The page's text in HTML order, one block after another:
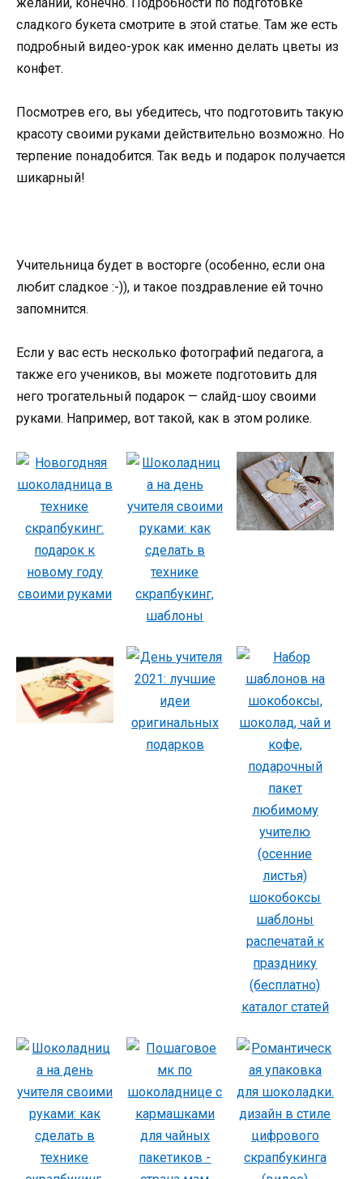
сладкого букета смотрите в этой статье. Там же есть
подробный видео-урок как именно делать цветы из
конфет.
Посмотрев его, вы убедитесь, что подготовить такую
красоту своими руками действительно возможно. Но
терпение понадобится. Так ведь и подарок получается
шикарный!
Учительница будет в восторге (особенно, если она
любит сладкое :-)), и такое поздравление ей точно
запомнится.
Если у вас есть несколько фотографий педагога, а
также его учеников, вы можете подготовить для
него трогательный подарок — слайд-шоу своими
руками. Например, вот такой, как в этом ролике.